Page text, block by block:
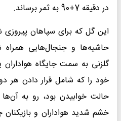
در دقیقه 7+90 به ثمر برساند.
این گل که برای سپاهان پیروزی
حاشیه‌ها و جنجال‌هایی
گلزنی به سمت جایگاه
خود را که شامل قرار دادن
حالت خوابیدن بود، رو به
خشم شدید هواداران و